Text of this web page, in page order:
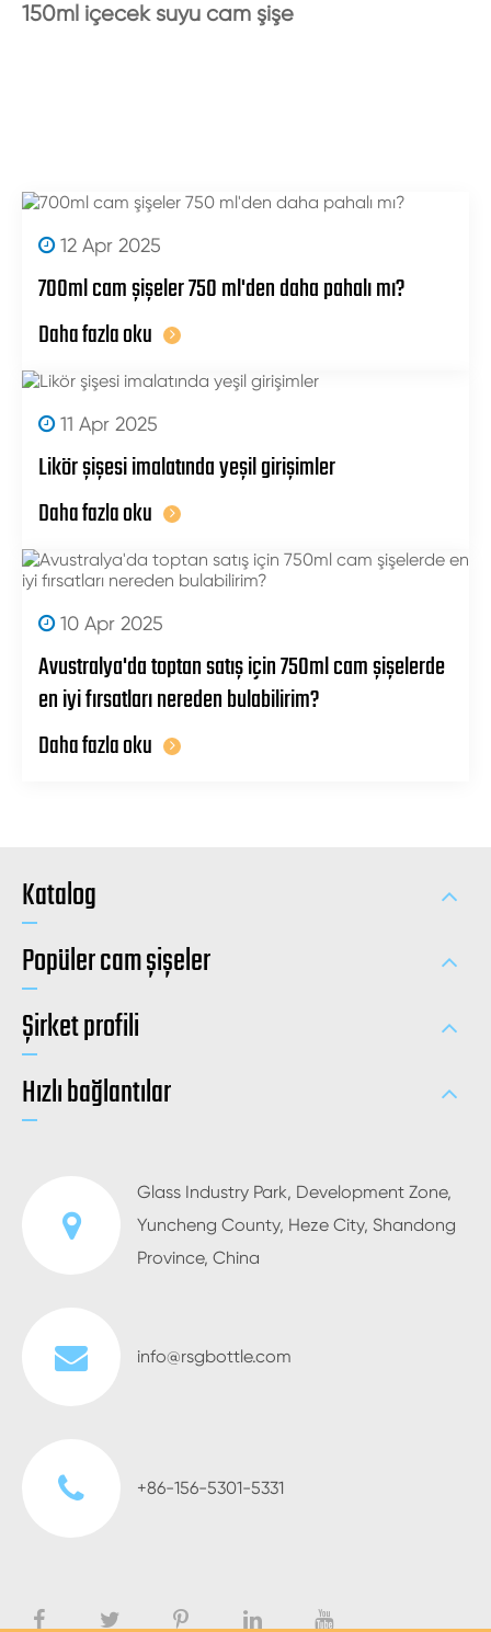
150ml içecek suyu cam şişe
12 Apr 2025
700ml cam şişeler 750 ml'den daha pahalı mı?
Daha fazla oku
11 Apr 2025
Likör şişesi imalatında yeşil girişimler
Daha fazla oku
10 Apr 2025
Avustralya'da toptan satış için 750ml cam şişelerde
en iyi fırsatları nereden bulabilirim?
Daha fazla oku
Katalog
Popüler cam şişeler
Şirket profili
Hızlı bağlantılar
Glass Industry Park, Development Zone,
Yuncheng County, Heze City, Shandong
Province, China
info@rsgbottle.com
+86-156-5301-5331